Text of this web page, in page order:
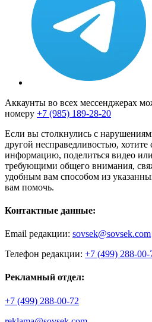
Аккаунты во всех мессенджерах
номеру +7 (985) 189-28-20
Если вы столкнулись с
другой несправедливостью,
информацию, поделиться видео
требующими общего внимания,
удобным вам способом из
вам помочь.
Контактные данные:
Email редакции: sovsek@sovsek.com
Телефон редакции: +7 (499) 288-00-
Рекламный отдел:
+7 (499) 288-00-72